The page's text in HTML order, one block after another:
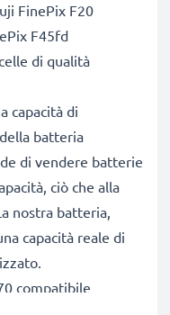
FinePix F20
F45fd
di qualità
capacità di
batteria
di vendere batterie
ciò che alla
nostra batteria,
capacità reale di
compatibile